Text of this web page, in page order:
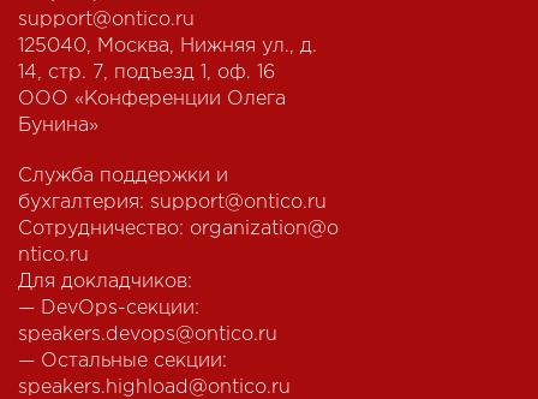
support@ontico.ru
125040, Москва, Нижняя ул., д.
14, стр. 7, подъезд 1, оф. 16
ООО «Конференции Олега
Бунина»
Служба поддержки и
бухгалтерия: support@ontico.ru
Сотрудничество: organization@o
ntico.ru
Для докладчиков:
— DevOps-секции:
speakers.devops@ontico.ru
— Остальные секции:
speakers.highload@ontico.ru